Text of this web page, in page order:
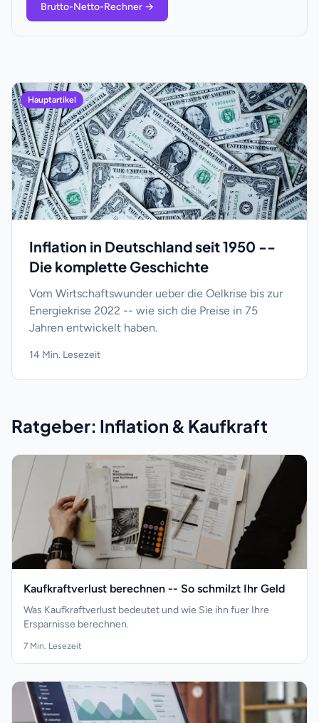
Brutto-Netto-Rechner →
Hauptartikel
Inflation in Deutschland seit 1950 --
Die komplette Geschichte
Vom Wirtschaftswunder ueber die Oelkrise bis zur
Energiekrise 2022 -- wie sich die Preise in 75
Jahren entwickelt haben.
14 Min. Lesezeit
Ratgeber: Inflation & Kaufkraft
Kaufkraftverlust berechnen -- So schmilzt Ihr Geld
Was Kaufkraftverlust bedeutet und wie Sie ihn fuer Ihre
Ersparnisse berechnen.
7 Min. Lesezeit